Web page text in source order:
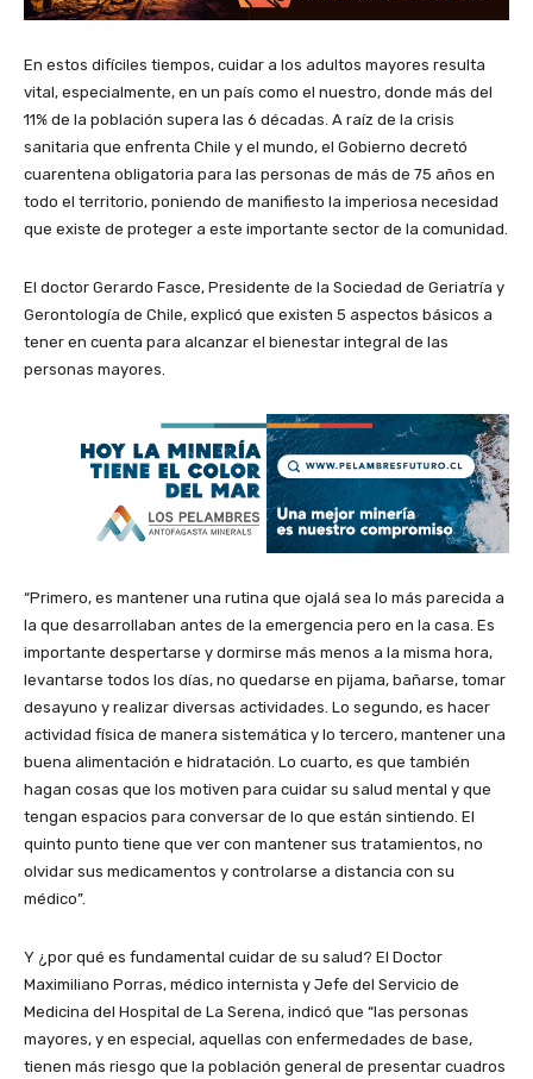
En estos difíciles tiempos, cuidar a los adultos mayores resulta
vital, especialmente, en un país como el nuestro, donde más del
11% de la población supera las 6 décadas. A raíz de la crisis
sanitaria que enfrenta Chile y el mundo, el Gobierno decretó
cuarentena obligatoria para las personas de más de 75 años en
todo el territorio, poniendo de manifiesto la imperiosa necesidad
que existe de proteger a este importante sector de la comunidad.
El doctor Gerardo Fasce, Presidente de la Sociedad de Geriatría y
Gerontología de Chile, explicó que existen 5 aspectos básicos a
tener en cuenta para alcanzar el bienestar integral de las
personas mayores.
“Primero, es mantener una rutina que ojalá sea lo más parecida a
la que desarrollaban antes de la emergencia pero en la casa. Es
importante despertarse y dormirse más menos a la misma hora,
levantarse todos los días, no quedarse en pijama, bañarse, tomar
desayuno y realizar diversas actividades. Lo segundo, es hacer
actividad física de manera sistemática y lo tercero, mantener una
buena alimentación e hidratación. Lo cuarto, es que también
hagan cosas que los motiven para cuidar su salud mental y que
tengan espacios para conversar de lo que están sintiendo. El
quinto punto tiene que ver con mantener sus tratamientos, no
olvidar sus medicamentos y controlarse a distancia con su
médico”.
Y ¿por qué es fundamental cuidar de su salud? El Doctor
Maximiliano Porras, médico internista y Jefe del Servicio de
Medicina del Hospital de La Serena, indicó que “las personas
mayores, y en especial, aquellas con enfermedades de base,
tienen más riesgo que la población general de presentar cuadros